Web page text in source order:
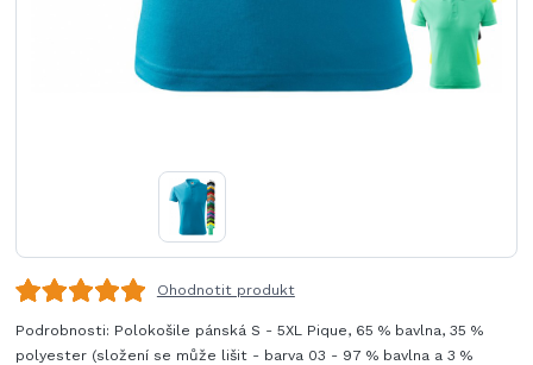
Ohodnotit produkt
Podrobnosti: Polokošile pánská S - 5XL Pique, 65 % bavlna, 35 %
polyester (složení se může lišit - barva 03 - 97 % bavlna a 3 %